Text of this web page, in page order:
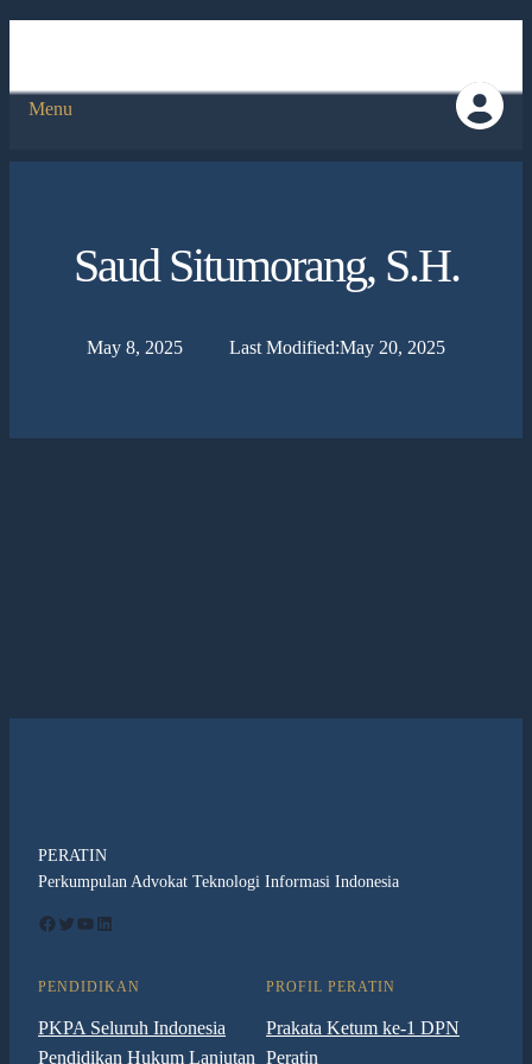
Menu
Saud Situmorang, S.H.
May 8, 2025 Last Modified:May 20, 2025
PERATIN
Perkumpulan Advokat Teknologi Informasi Indonesia
Facebook Twitter YouTube LinkedIn
PENDIDIKAN
PKPA Seluruh Indonesia
Pendidikan Hukum Lanjutan
PROFIL PERATIN
Prakata Ketum ke-1 DPN
Peratin